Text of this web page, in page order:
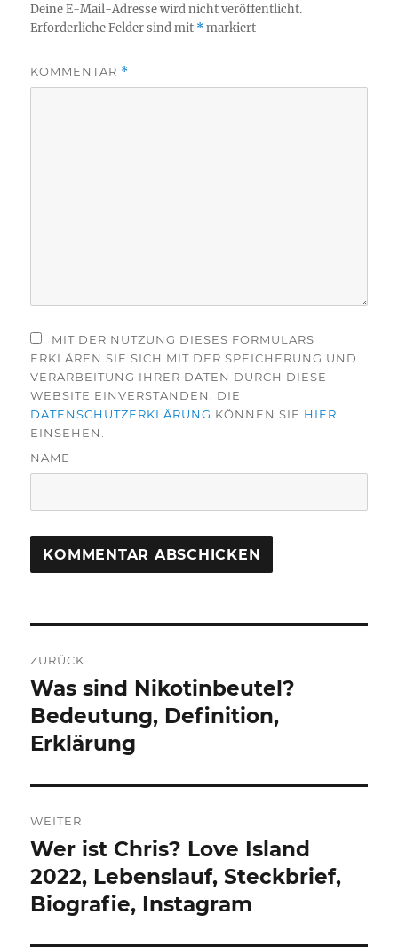
Deine E-Mail-Adresse wird nicht veröffentlicht.
Erforderliche Felder sind mit *markiert
KOMMENTAR *
MIT DER NUTZUNG DIESES FORMULARS
ERKLÄREN SIE SICH MIT DER SPEICHERUNG UND
VERARBEITUNG IHRER DATEN DURCH DIESE
WEBSITE EINVERSTANDEN. DIE
DATENSCHUTZERKLÄRUNG KÖNNEN SIE HIER
EINSEHEN.
NAME
ZURÜCK
Vorheriger
Beitrag:
Was sind Nikotinbeutel?
Bedeutung, Definition,
Erklärung
WEITER
Nächster
Beitrag:
Wer ist Chris? Love Island
2022, Lebenslauf, Steckbrief,
Biografie, Instagram